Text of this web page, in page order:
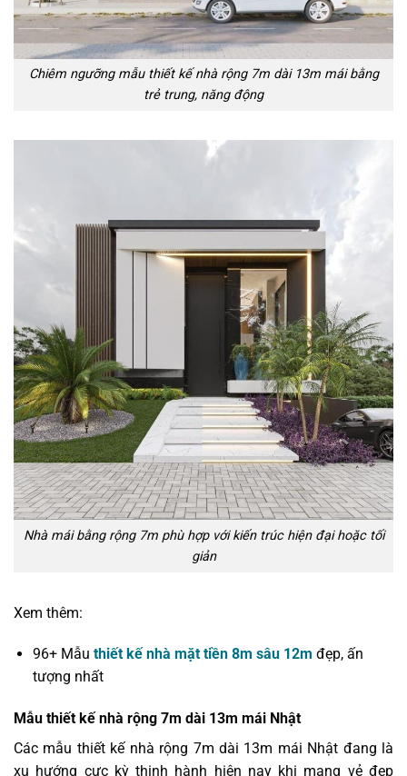
Chiêm ngưỡng mẫu thiết kế nhà rộng 7m dài 13m mái bằng
trẻ trung, năng động
Nhà mái bằng rộng 7m phù hợp với kiến trúc hiện đại hoặc tối
giản
Xem thêm:
96+ Mẫu thiết kế nhà mặt tiền 8m sâu 12m đẹp, ấn
tượng nhất
Mẫu thiết kế nhà rộng 7m dài 13m mái Nhật
Các mẫu thiết kế nhà rộng 7m dài 13m mái Nhật đang là
xu hướng cực kỳ thịnh hành hiện nay khi mang vẻ đẹp